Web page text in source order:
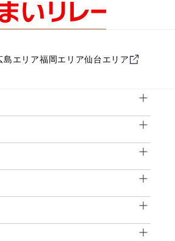
島エリア福岡エリア仙台エリア